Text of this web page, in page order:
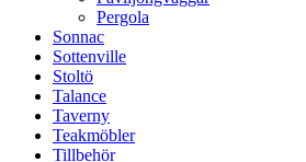
Pergola
Sonnac
Sottenville
Stoltö
Talance
Taverny
Teakmöbler
Tillbehör